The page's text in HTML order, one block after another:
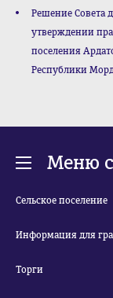
Решение Совета
утверждении
поселения
Республики
Меню
Сельское поселение
Информация для
Торги